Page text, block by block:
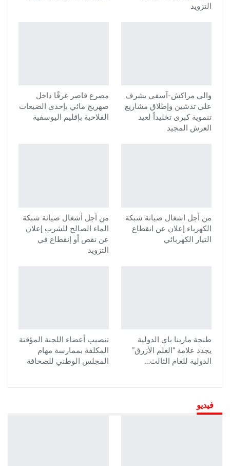
التزويد
مصرع قاصر غرقًا داخل
صهريج مائي بإحدى الضيعات
الفلاحية بإقليم اليوسفية
والي مراكش-آسفي يشرف
على تدشين وإطلاق مشاريع
تنموية كبرى تخليداً لعيد
العرش المجيد
من أجل أشغال صيانة شبكة
الماء الصالح للشرب إعلان
عن نقص أو إنقطاع في
التزويد
من أجل اشغال صيانة شبكة
الكهرباء إعلان عن انقطاع
التيار الكهربائي
تنصيب أعضاء اللجنة المؤقتة
المكلفة بممارسة مهام
المجلس الوطني للصحافة
طنجة مارينا باي الدولية
يجدد علامة “العلم الأزرق”
الدولية للعام الثالث…
فيديو